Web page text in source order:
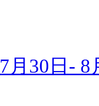
7月30日- 8